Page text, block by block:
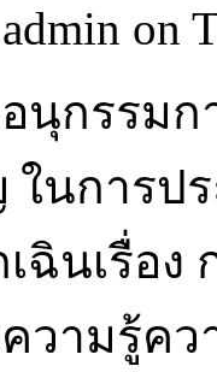
admin on
นุกรรมก
นการป
ฉินเรื่อ
วามรู้ค